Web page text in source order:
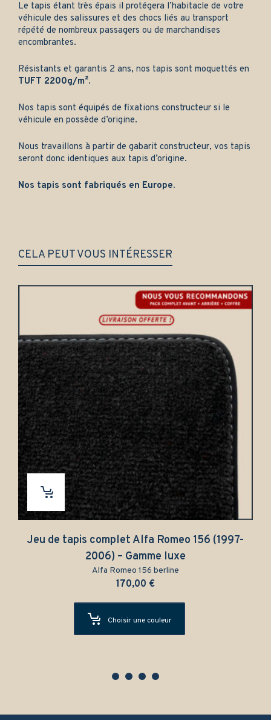
Le tapis étant très épais il protégera l’habitacle de votre
véhicule des salissures et des chocs liés au transport
répété de nombreux passagers ou de marchandises
encombrantes.
Résistants et garantis 2 ans, nos tapis sont moquettés en
TUFT 2200g/m².
Nos tapis sont équipés de fixations constructeur si le
véhicule en possède d’origine.
Nous travaillons à partir de gabarit constructeur, vos tapis
seront donc identiques aux tapis d’origine.
Nos tapis sont fabriqués en Europe.
CELA PEUT VOUS INTÉRESSER
Jeu de tapis complet Alfa Romeo 156 (1997-
2006) – Gamme luxe
Alfa Romeo 156 berline
170,00€
Choisir une couleur